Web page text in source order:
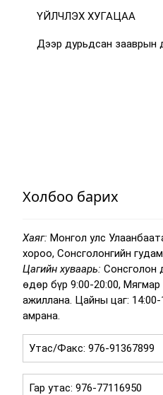
ҮЙЛЧЛЭХ ХУГАЦАА
Дээр дурьдсан зааврын
Холбоо барих
Хаяг: Монгол улс
хороо, Сонсголонгийн
Цагийн хуваарь: Сонсголон
өдөр бүр 9:00-20:00, Мягмар
ажиллана. Цайны цаг: 14:00-
амрана.